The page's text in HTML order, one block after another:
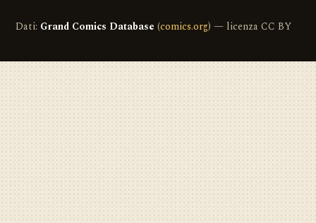
Dati: Grand Comics Database (comics.org) — licenza CC BY